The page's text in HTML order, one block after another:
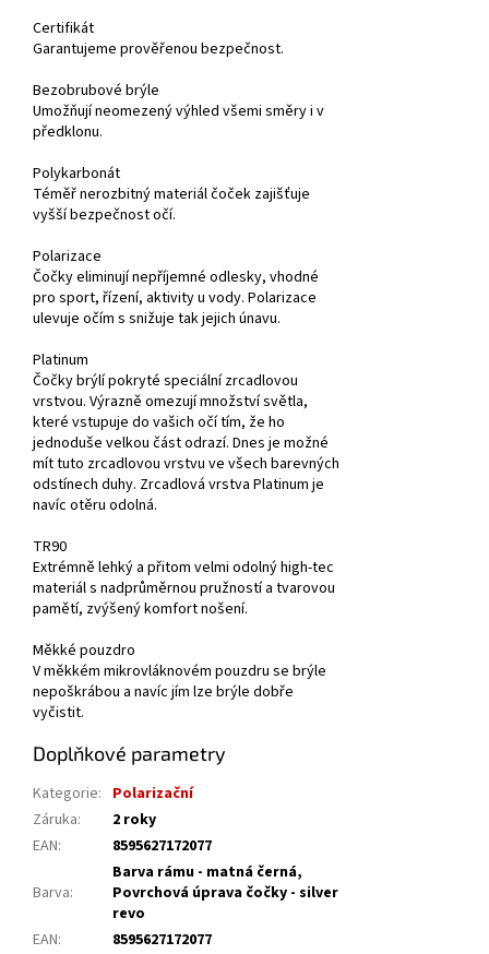
Certifikát
Garantujeme prověřenou bezpečnost.
Bezobrubové brýle
Umožňují neomezený výhled všemi směry i v
předklonu.
Polykarbonát
Téměř nerozbitný materiál čoček zajišťuje
vyšší bezpečnost očí.
Polarizace
Čočky eliminují nepříjemné odlesky, vhodné
pro sport, řízení, aktivity u vody. Polarizace
ulevuje očím s snižuje tak jejich únavu.
Platinum
Čočky brýlí pokryté speciální zrcadlovou
vrstvou. Výrazně omezují množství světla,
které vstupuje do vašich očí tím, že ho
jednoduše velkou část odrazí. Dnes je možné
mít tuto zrcadlovou vrstvu ve všech barevných
odstínech duhy. Zrcadlová vrstva Platinum je
navíc otěru odolná.
TR90
Extrémně lehký a přitom velmi odolný high-tec
materiál s nadprůměrnou pružností a tvarovou
pamětí, zvýšený komfort nošení.
Měkké pouzdro
V měkkém mikrovláknovém pouzdru se brýle
nepoškrábou a navíc jím lze brýle dobře
vyčistit.
Doplňkové parametry
Kategorie: Polarizační
Záruka:
2 roky
EAN: 8595627172077
Barva:
Barva rámu - matná černá,
Povrchová úprava čočky - silver
revo
EAN:
8595627172077